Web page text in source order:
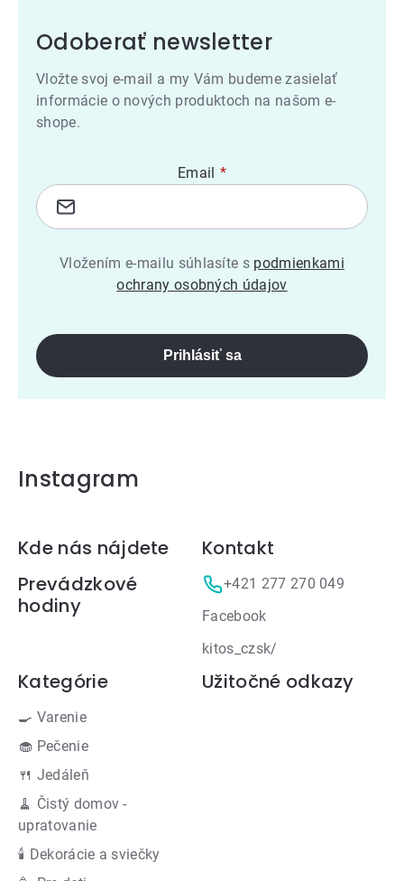
Odoberať newsletter
Vložte svoj e-mail a my Vám budeme zasielať
informácie o nových produktoch na našom e-
shope.
Email
Vložením e-mailu súhlasíte s podmienkami
ochrany osobných údajov
Prihlásiť sa
Instagram
Zápätie
Kde nás nájdete
Prevádzkové
hodiny
Kontakt
+421 277 270 049
Facebook
kitos_czsk/
Kategórie
🍳 Varenie
🧁 Pečenie
🍴 Jedáleň
🧹 Čistý domov -
upratovanie
🕯 Dekorácie a sviečky
Užitočné odkazy